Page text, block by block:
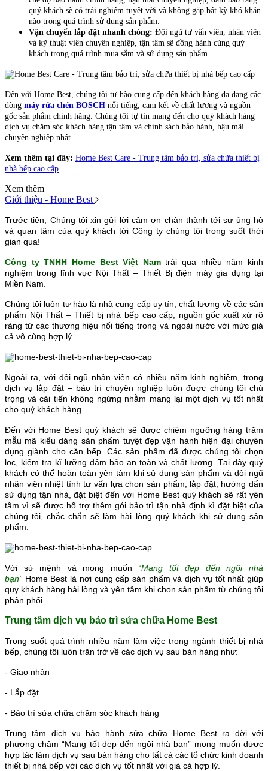
quý khách sẽ có trải nghiệm tuyệt vời và không gặp bất kỳ khó khăn
nào trong quá trình sử dụng sản phẩm.
Vận chuyển lắp đặt nhanh chóng: Đội ngũ tư vấn viên, nhân viên
và kỹ thuật viên chuyên nghiệp, tận tâm sẽ đồng hành cùng quý
khách trong quá trình mua sắm và sử dụng sản phẩm.
Đến với Home Best, chúng tôi tự hào cung cấp đến khách hàng đa dạng các
dòng máy rửa chén BOSCH nổi tiếng, cam kết về chất lượng và nguồn
gốc sản phẩm chính hãng. Chúng tôi tự tin mang đến cho quý khách hàng
dịch vụ chăm sóc khách hàng tận tâm và chính sách bảo hành, hậu mãi
chuyên nghiệp nhất.
Xem thêm tại đây: Home Best Care - Trung tâm bảo trì, sửa chữa thiết bị
nhà bếp cao cấp
Xem thêm
Giới thiệu - Home Best
Trước tiên, Chúng tôi xin gửi lời cảm ơn chân thành tới sự ủng hộ
và quan tâm của quý khách tới Công ty chúng tôi trong suốt thời
gian qua!
Công ty TNHH Home Best Việt Nam trải qua nhiều năm kinh
nghiệm trong lĩnh vực Nội Thất – Thiết Bị điện máy gia dụng tại
Miền Nam.
Chúng tôi luôn tự hào là nhà cung cấp uy tín, chất lượng về các sản
phẩm Nội Thất – Thiết bị nhà bếp cao cấp, nguồn gốc xuất xứ rõ
ràng từ các thương hiệu nổi tiếng trong và ngoài nước với mức giá
cả vô cùng hợp lý.
Ngoài ra, với đội ngũ nhân viên có nhiều năm kinh nghiệm, trong
dịch vụ lắp đặt – bảo trì chuyên nghiệp luôn được chúng tôi chú
trọng và cải tiến không ngừng nhằm mang lại một dịch vụ tốt nhất
cho quý khách hàng.
Đến với Home Best quý khách sẽ được chiêm ngưỡng hàng trăm
mẫu mã kiểu dáng sản phẩm tuyệt đẹp vận hành hiện đại chuyên
dụng giành cho căn bếp. Các sản phẩm đã được chúng tôi chọn
lọc, kiểm tra kĩ lưỡng đảm bảo an toàn và chất lượng. Tại đây quý
khách có thể hoàn toàn yên tâm khi sử dụng sản phẩm và đội ngũ
nhân viên nhiệt tình tư vấn lựa chon sản phẩm, lắp đặt, hướng dẩn
sử dụng tận nhà, đặt biệt đến với Home Best quý khách sẽ rất yên
tâm vì sẽ được hổ trợ thêm gói bảo trì tận nhà định kì đặt biệt của
chúng tôi, chắc chắn sẽ làm hài lòng quý khách khi sử dung sản
phẩm.
Với sứ mệnh và mong muốn “Mang tốt đẹp đến ngôi nhà
bạn” Home Best là nơi cung cấp sản phẩm và dịch vụ tốt nhất giúp
quy khách hàng hài lòng và yên tâm khi chon sản phẩm từ chúng tôi
phân phối.
Trung tâm dịch vụ bảo trì sửa chữa Home Best
Trong suốt quá trình nhiều năm làm việc trong ngành thiết bị nhà
bếp, chúng tôi luôn trăn trở về các dịch vụ sau bán hàng như:
- Giao nhận
- Lắp đặt
- Bảo trì sửa chữa chăm sóc khách hàng
Trung tâm dịch vụ bảo hành sửa chữa Home Best ra đời với
phương châm “Mang tốt đẹp đến ngôi nhà bạn” mong muốn được
hợp tác làm dịch vụ sau bán hàng cho tất cả các tổ chức kinh doanh
thiết bị nhà bếp với các dịch vụ tốt nhất với giá cả hợp lý.